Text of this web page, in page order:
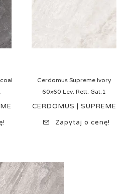
Cerdomus Supreme Ivory
60x60 Lev. Rett. Gat.1
CERDOMUS | SUPREME
Zapytaj o cenę!